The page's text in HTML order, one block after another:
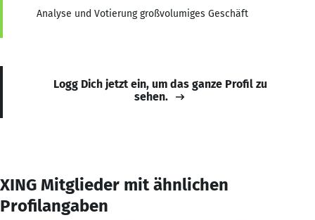
Analyse und Votierung großvolumiges Geschäft
Logg Dich jetzt ein, um das ganze Profil zu
sehen.
XING Mitglieder mit ähnlichen
Profilangaben